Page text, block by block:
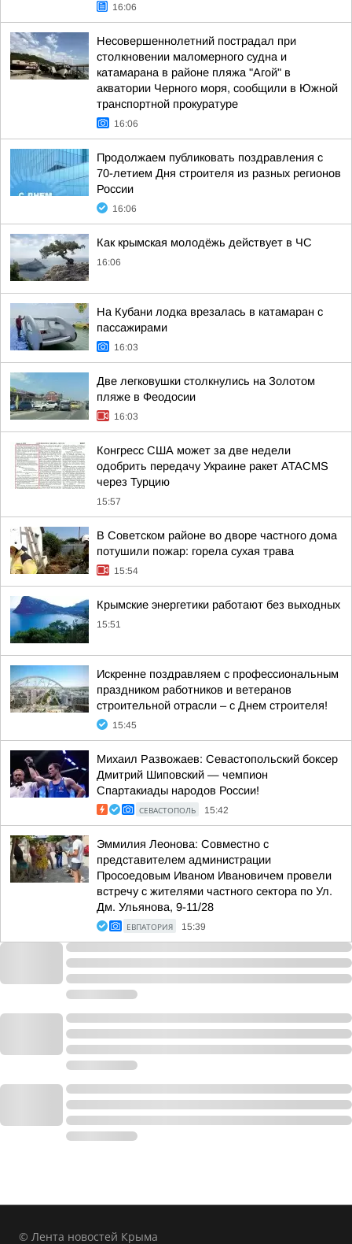
16:06
Несовершеннолетний пострадал при
столкновении маломерного судна и
катамарана в районе пляжа "Агой" в
акватории Черного моря, сообщили в Южной
транспортной прокуратуре
16:06
Продолжаем публиковать поздравления с
70-летием Дня строителя из разных регионов
России
16:06
Как крымская молодёжь действует в ЧС
16:06
На Кубани лодка врезалась в катамаран с
пассажирами
16:03
Две легковушки столкнулись на Золотом
пляже в Феодосии
16:03
Конгресс США может за две недели
одобрить передачу Украине ракет ATACMS
через Турцию
15:57
В Советском районе во дворе частного дома
потушили пожар: горела сухая трава
15:54
Крымские энергетики работают без выходных
15:51
Искренне поздравляем с профессиональным
праздником работников и ветеранов
строительной отрасли – с Днем строителя!
15:45
Михаил Развожаев: Севастопольский боксер
Дмитрий Шиповский — чемпион
Спартакиады народов России!
СЕВАСТОПОЛЬ 15:42
Эммилия Леонова: Совместно с
представителем администрации
Просоедовым Иваном Ивановичем провели
встречу с жителями частного сектора по Ул.
Дм. Ульянова, 9-11/28
ЕВПАТОРИЯ 15:39
© Лента новостей Крыма